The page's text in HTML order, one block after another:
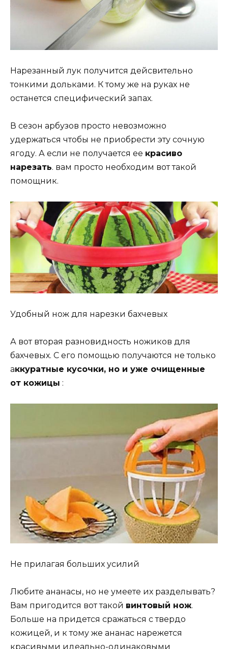
Нарезанный лук получится дейсвительно
тонкими дольками. К тому же на руках не
останется специфический запах.
В сезон арбузов просто невозможно
удержаться чтобы не приобрести эту сочную
ягоду. А если не получается ее красиво
нарезать. вам просто необходим вот такой
помощник.
Удобный нож для нарезки бахчевых
А вот вторая разновидность ножиков для
бахчевых. С его помощью получаются не только
аккуратные кусочки, но и уже очищенные
от кожицы :
Не прилагая больших усилий
Любите ананасы, но не умеете их разделывать?
Вам пригодится вот такой винтовый нож.
Больше на придется сражаться с твердо
кожицей, и к тому же ананас нарежется
красивыми идеально-одинаковыми